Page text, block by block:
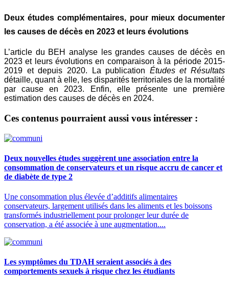
Deux études complémentaires, pour mieux documenter
les causes de décès en 2023 et leurs évolutions
L’article du BEH analyse les grandes causes de décès en
2023 et leurs évolutions en comparaison à la période 2015-
2019 et depuis 2020. La publication Études et Résultats
détaille, quant à elle, les disparités territoriales de la mortalité
par cause en 2023. Enfin, elle présente une première
estimation des causes de décès en 2024.
Ces contenus pourraient aussi vous intéresser :
Deux nouvelles études suggèrent une association entre la
consommation de conservateurs et un risque accru de cancer et
de diabète de type 2
Une consommation plus élevée d’additifs alimentaires
conservateurs, largement utilisés dans les aliments et les boissons
transformés industriellement pour prolonger leur durée de
conservation, a été associée à une augmentation....
Les symptômes du TDAH seraient associés à des
comportements sexuels à risque chez les étudiants